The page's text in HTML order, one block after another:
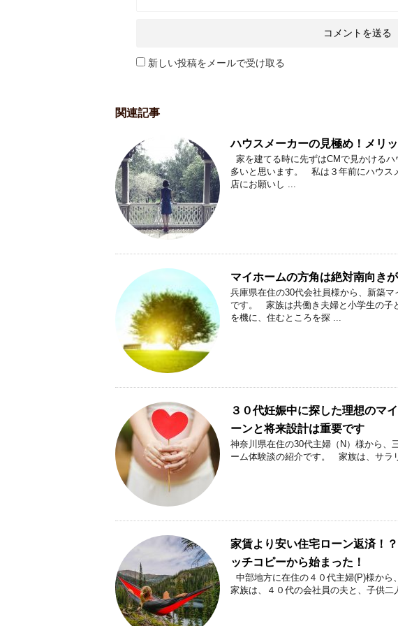
新しい投稿をメールで受け取る
関連記事
ハウスメーカーの見極め！メリ
家を建てる時に先ずはCMで見かける
多いと思います。 私は３年前にハウス
店にお願いし ...
マイホームの方角は絶対南向き
兵庫県在住の30代会社員様から、新築
です。 家族は共働き夫婦と小学生の子
を機に、住むところを探 ...
３０代妊娠中に探した理想のマ
ーンと将来設計は重要です
神奈川県在住の30代主婦（N）様から、
ーム体験談の紹介です。 家族は、サ
家賃より安い住宅ローン返済！
ッチコピーから始まった！
中部地方に在住の４０代主婦(P)様か
家族は、４０代の会社員の夫と、子供